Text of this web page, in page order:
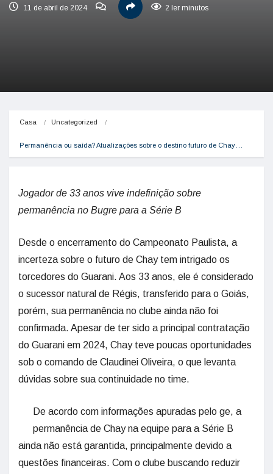
11 de abril de 2024 2 ler minutos
Casa Uncategorized
Permanência ou saída? Atualizações sobre o destino futuro de Chay…
Jogador de 33 anos vive indefinição sobre
permanência no Bugre para a Série B
Desde o encerramento do Campeonato Paulista, a
incerteza sobre o futuro de Chay tem intrigado os
torcedores do Guarani. Aos 33 anos, ele é considerado
o sucessor natural de Régis, transferido para o Goiás,
porém, sua permanência no clube ainda não foi
confirmada. Apesar de ter sido a principal contratação
do Guarani em 2024, Chay teve poucas oportunidades
sob o comando de Claudinei Oliveira, o que levanta
dúvidas sobre sua continuidade no time.
De acordo com informações apuradas pelo ge, a
permanência de Chay na equipe para a Série B
ainda não está garantida, principalmente devido a
questões financeiras. Com o clube buscando reduzir